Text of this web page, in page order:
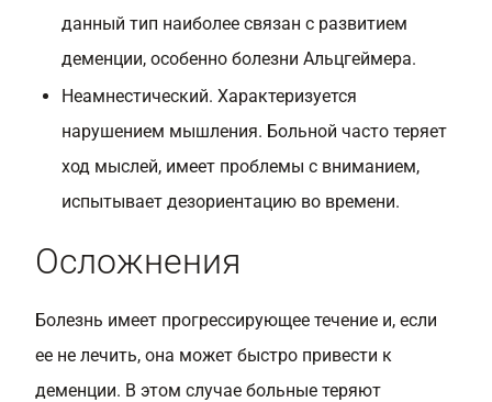
данный тип наиболее связан с развитием
деменции, особенно болезни Альцгеймера.
Неамнестический. Характеризуется
нарушением мышления. Больной часто теряет
ход мыслей, имеет проблемы с вниманием,
испытывает дезориентацию во времени.
Осложнения
Болезнь имеет прогрессирующее течение и, если
ее не лечить, она может быстро привести к
деменции. В этом случае больные теряют